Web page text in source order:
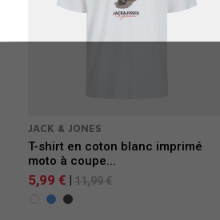
JACK & JONES
T-shirt en coton blanc imprimé
moto à coupe...
5,99 € 11,99 €